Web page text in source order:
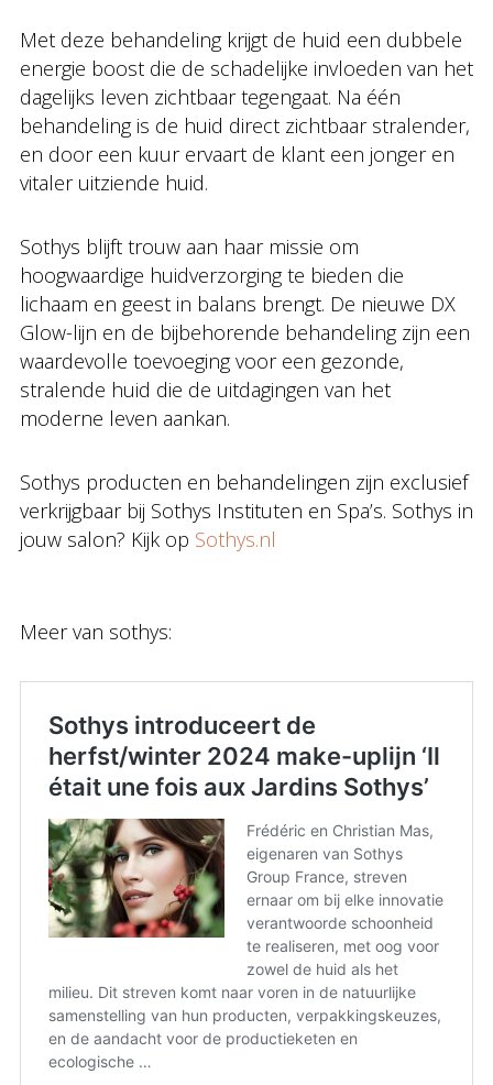
Met deze behandeling krijgt de huid een dubbele
energie boost die de schadelijke invloeden van het
dagelijks leven zichtbaar tegengaat. Na één
behandeling is de huid direct zichtbaar stralender,
en door een kuur ervaart de klant een jonger en
vitaler uitziende huid.
Sothys blijft trouw aan haar missie om
hoogwaardige huidverzorging te bieden die
lichaam en geest in balans brengt. De nieuwe DX
Glow-lijn en de bijbehorende behandeling zijn een
waardevolle toevoeging voor een gezonde,
stralende huid die de uitdagingen van het
moderne leven aankan.
Sothys producten en behandelingen zijn exclusief
verkrijgbaar bij Sothys Instituten en Spa’s. Sothys in
jouw salon? Kijk op Sothys.nl
Meer van sothys: